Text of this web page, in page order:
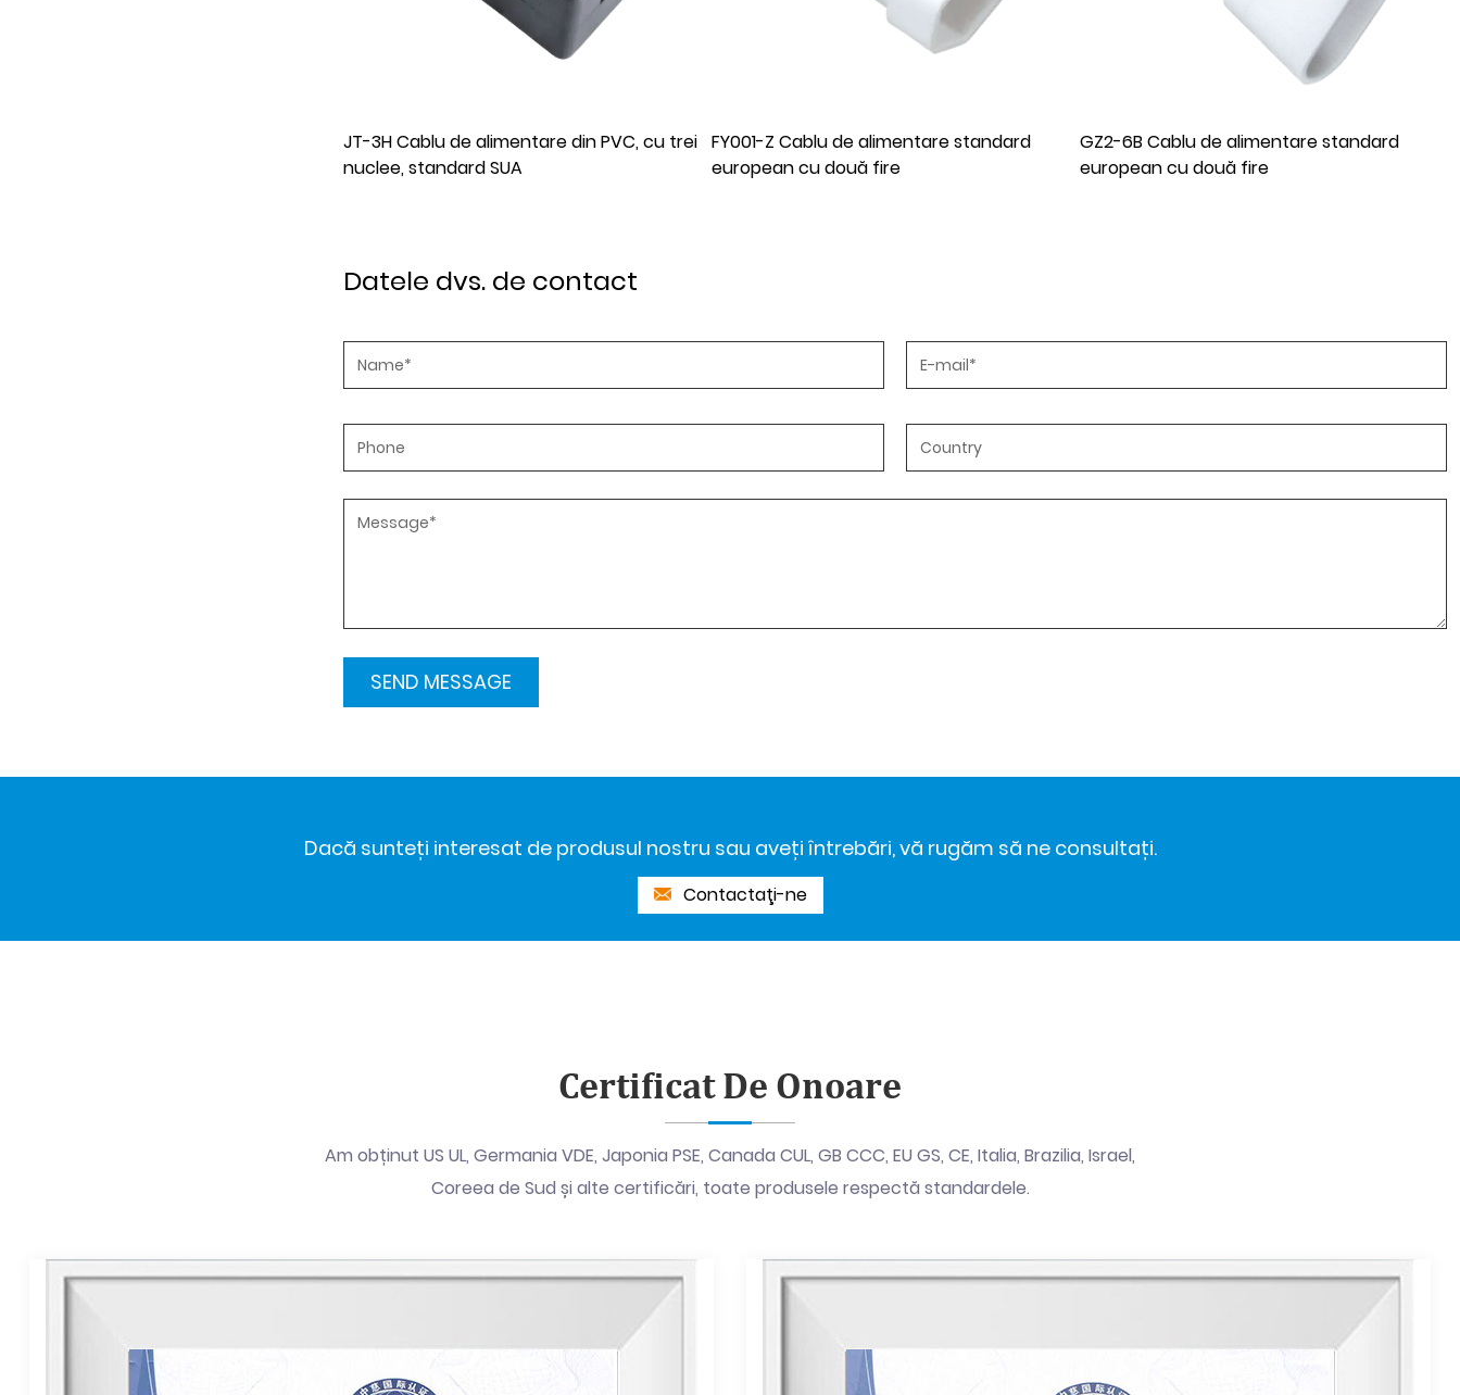
FY001-Z Cablu de alimentare standard
european cu două fire
GZ2-6B Cablu de alimentare standard
european cu două fire
ST1 cablu de alimentare standard IEC
Datele dvs. de contact
Dacă sunteți interesat de produsul nostru sau aveți întrebări, vă rugăm să ne consultați.
Contactaţi-ne
Certificat De Onoare
Am obținut US UL, Germania VDE, Japonia PSE, Canada CUL, GB CCC, EU GS, CE, Italia, Brazilia, Israel,
Coreea de Sud și alte certificări, toate produsele respectă standardele.